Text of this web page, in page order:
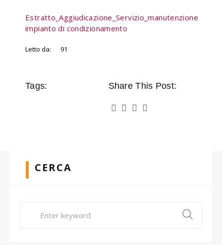
Estratto_Aggiudicazione_Servizio_manutenzione
impianto di condizionamento
Letto da: 91
Tags: Share This Post:
CERCA